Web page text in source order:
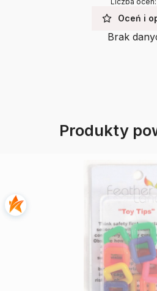
Oceń i
Brak
Produkty